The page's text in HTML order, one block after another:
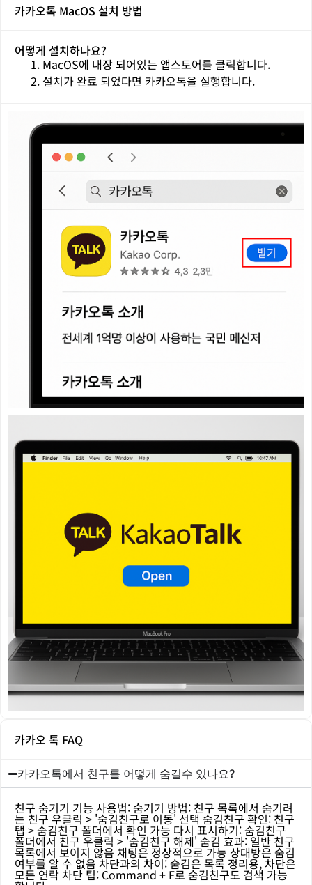
카카오톡 MacOS 설치 방법
어떻게 설치하나요?
MacOS에 내장 되어있는 앱스토어를 클릭합니다.
설치가 완료 되었다면 카카오톡을 실행합니다.
카카오 톡 FAQ
카카오톡에서 친구를 어떻게 숨길수 있나요?
친구 숨기기 기능 사용법: 숨기기 방법: 친구 목록에서 숨기려
는 친구 우클릭 > '숨김친구로 이동' 선택 숨김친구 확인: 친구
탭 > 숨김친구 폴더에서 확인 가능 다시 표시하기: 숨김친구
폴더에서 친구 우클릭 > '숨김친구 해제' 숨김 효과: 일반 친구
목록에서 보이지 않음 채팅은 정상적으로 가능 상대방은 숨김
여부를 알 수 없음 차단과의 차이: 숨김은 목록 정리용, 차단은
모든 연락 차단 팁: Command + F로 숨김친구도 검색 가능